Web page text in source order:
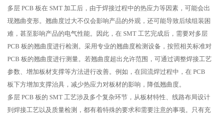
多层 PCB 板在 SMT 加工后，由于焊接过程中的热应力等因素，可能会出
现翘曲变形。翘曲度过大不仅会影响产品的外观，还可能导致后续组装困
难，甚至影响产品的电气性能。因此，在 SMT 工艺完成后，需要对多层
PCB 板的翘曲度进行检测。采用专业的翘曲度检测设备，按照相关标准对
PCB 板的翘曲度进行测量。若翘曲度超出允许范围，可通过调整焊接工艺
参数、增加板材支撑等方法进行改善。例如，在回流焊过程中，在 PCB
板下方增加支撑治具，减少热应力对板材的影响，降低翘曲度。
多层 PCB 板的 SMT 工艺涉及多个复杂环节，从板材特性、线路布局设计
到焊接工艺以及质量检测，都有着特殊的要求和需要注意的事项。只有充